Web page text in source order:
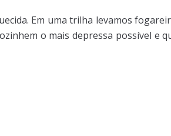
Em uma trilha levamos
o mais depressa possível e